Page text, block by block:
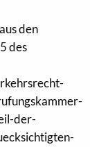
den
des
der-